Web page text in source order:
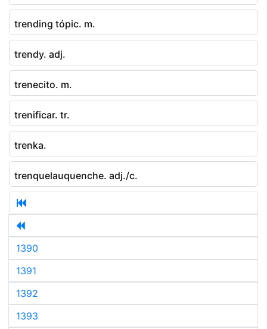
trending tópic. m.
trendy. adj.
trenecito. m.
trenificar. tr.
trenka.
trenquelauquenche. adj./c.
1390
1391
1392
1393